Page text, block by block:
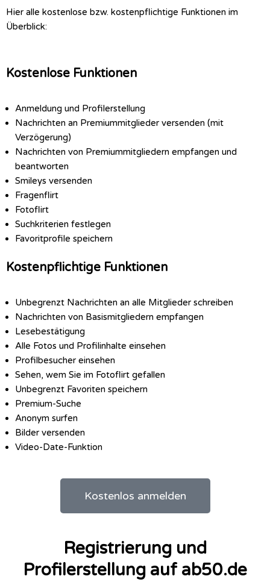
Hier alle kostenlose bzw. kostenpflichtige Funktionen im
Überblick:
Kostenlose Funktionen
Anmeldung und Profilerstellung
Nachrichten an Premiummitglieder versenden (mit
Verzögerung)
Nachrichten von Premiummitgliedern empfangen und
beantworten
Smileys versenden
Fragenflirt
Fotoflirt
Suchkriterien festlegen
Favoritprofile speichern
Kostenpflichtige Funktionen
Unbegrenzt Nachrichten an alle Mitglieder schreiben
Nachrichten von Basismitgliedern empfangen
Lesebestätigung
Alle Fotos und Profilinhalte einsehen
Profilbesucher einsehen
Sehen, wem Sie im Fotoflirt gefallen
Unbegrenzt Favoriten speichern
Premium-Suche
Anonym surfen
Bilder versenden
Video-Date-Funktion
Kostenlos anmelden
Registrierung und
Profilerstellung auf ab50.de